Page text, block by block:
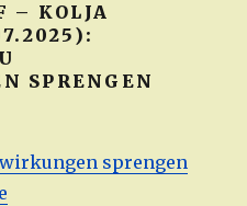
– KOLJA
SPRENGEN
sprengen